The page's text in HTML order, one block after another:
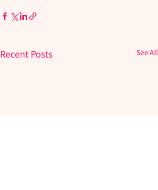
Recent Posts See All